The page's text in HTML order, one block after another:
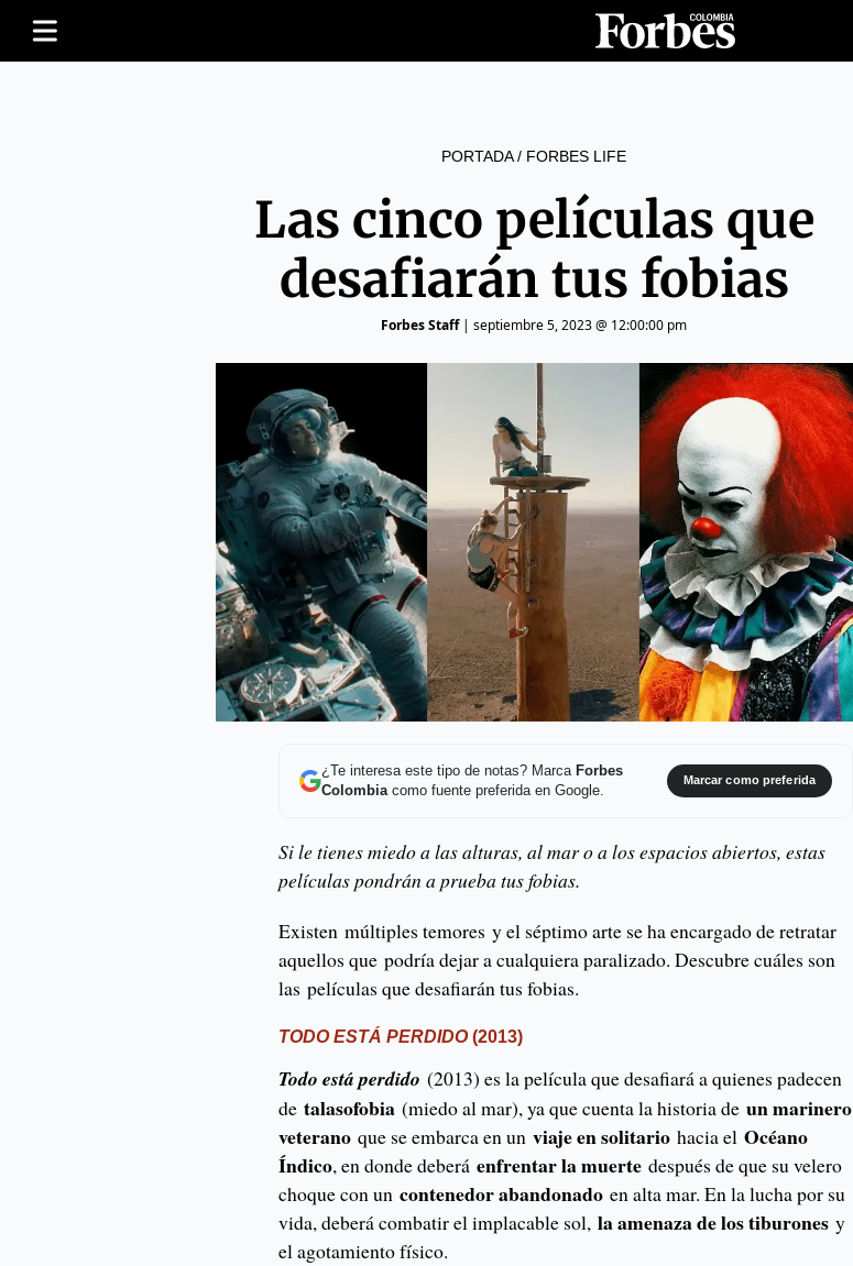
PORTADA/ FORBES LIFE
Las cinco películas que
desafiarán tus fobias
Forbes Staff| septiembre 5, 2023 @ 12:00:00 pm
¿Te interesa este tipo de notas? Marca Forbes
Colombiacomo fuente preferida en Google.
Marcar como preferida
Si le tienes miedo a las alturas, al mar o a los espacios abiertos, estas
películas pondrán a prueba tus fobias.
Existen múltiples temores y el séptimo arte se ha encargado de retratar
aquellos que podría dejar a cualquiera paralizado. Descubre cuáles son
las películas que desafiarán tus fobias.
TODO ESTÁ PERDIDO(2013)
Todo está perdido (2013) es la película que desafiará a quienes padecen
de talasofobia (miedo al mar), ya que cuenta la historia deun marinero
veterano que se embarca en unviaje en solitario hacia elOcéano
Índico, en donde deberáenfrentar la muerte después de que su velero
choque con uncontenedor abandonado en alta mar. En la lucha por su
vida, deberá combatir el implacable sol, la amenaza de los tiburonesy
el agotamiento físico.